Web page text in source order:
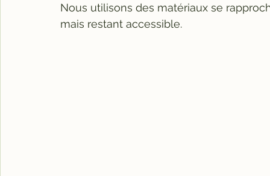
Nous utilisons des matériaux se
mais restant accessible.